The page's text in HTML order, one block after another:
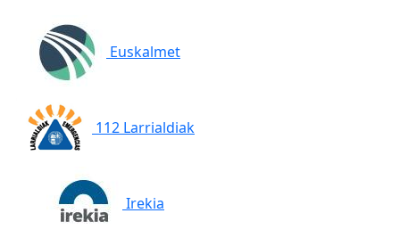
Euskalmet
112 Larrialdiak
Irekia